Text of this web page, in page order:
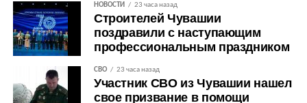
НОВОСТИ 23 часа назад
Строителей Чувашии
поздравили с наступающим
профессиональным праздником
СВО 23 часа назад
Участник СВО из Чувашии нашел
свое призвание в помощи